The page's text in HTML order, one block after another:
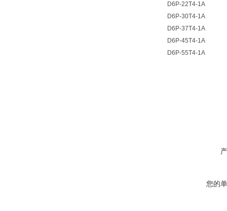
D6P-22T4-1A
D6P-30T4-1A
D6P-37T4-1A
D6P-45T4-1A
D6P-55T4-1A
您的